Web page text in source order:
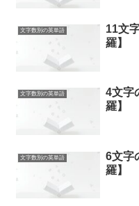
文字数別の英単語
11文
羅】
文字数別の英単語
4文字
羅】
文字数別の英単語
6文字
羅】